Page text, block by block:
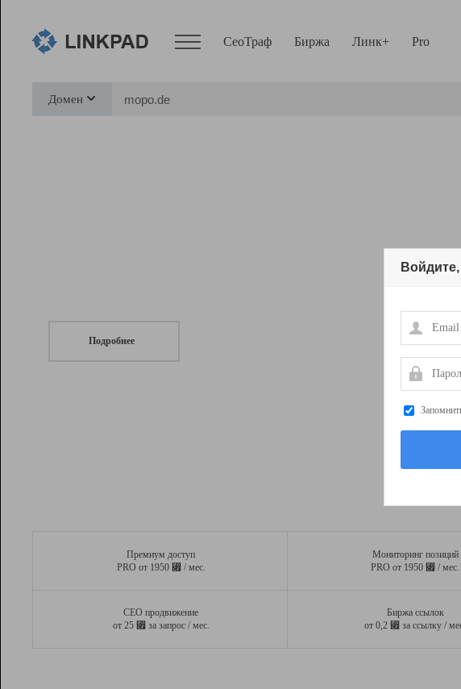
СеоТраф Биржа Линк+ Pro
Домен
Подробнее
Премиум доступ
PRO от 1950 ⃏ / мес.
Мониторинг позиций
PRO от 1950 ⃏ / мес.
СЕО продвижение
от 25 ⃏ за запрос / мес.
Биржа ссылок
от 0,2 ⃏ за ссылку /
Email
Пароль